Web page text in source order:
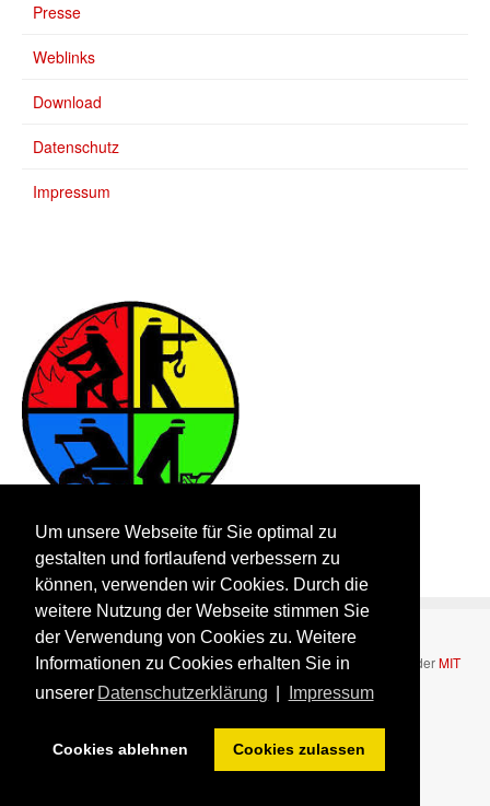
Um unsere Webseite für Sie optimal zu
gestalten und fortlaufend verbessern zu
können, verwenden wir Cookies. Durch die
weitere Nutzung der Webseite stimmen Sie
der Verwendung von Cookies zu. Weitere
Informationen zu Cookies erhalten Sie in
unserer Datenschutzerklärung Impressum
Cookies ablehnen Cookies zulassen
Presse
Weblinks
Download
Datenschutz
Impressum
Bootstrapis a front-end framework of Twitter, Inc. Code licensed underMIT
Font Awesomefont licensed underSIL OFL 1.1.